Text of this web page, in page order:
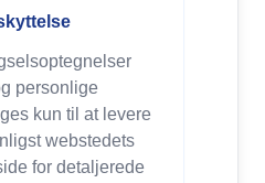
personlige
kun til at levere
webstedets
for detaljerede